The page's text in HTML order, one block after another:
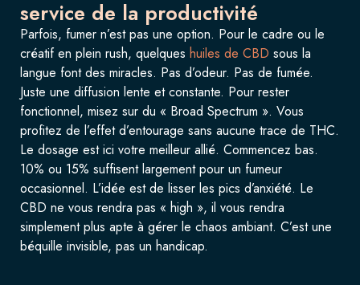
service de la productivité
Parfois, fumer n’est pas une option. Pour le cadre ou le
créatif en plein rush, quelques huiles de CBD sous la
langue font des miracles. Pas d’odeur. Pas de fumée.
Juste une diffusion lente et constante. Pour rester
fonctionnel, misez sur du « Broad Spectrum ». Vous
profitez de l’effet d’entourage sans aucune trace de THC.
Le dosage est ici votre meilleur allié. Commencez bas.
10% ou 15% suffisent largement pour un fumeur
occasionnel. L’idée est de lisser les pics d’anxiété. Le
CBD ne vous rendra pas « high », il vous rendra
simplement plus apte à gérer le chaos ambiant. C’est une
béquille invisible, pas un handicap.